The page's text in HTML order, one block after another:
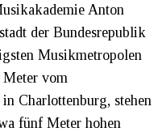
Anton
der Bundesrepublik
Musikmetropolen
vom
Charlottenburg, stehen
fünf Meter hohen